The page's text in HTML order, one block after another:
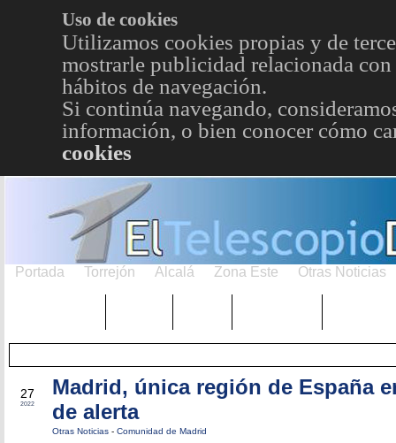
Uso de cookies
Utilizamos cookies propias y de
mostrarle publicidad relacionada
hábitos de navegación.
Si continúa navegando,
información, o bien conocer cómo
cookies
Portada Torrejón Alcalá Zona Este Otras Noticias
27
2022
Madrid, única región de España
de alerta
Otras Noticias - Comunidad de Madrid